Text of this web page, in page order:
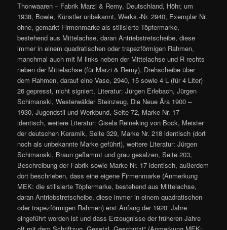
Thonwaaren – Fabrik Marzi & Remy, Deutschland, Höhr, um
1938, Bowle, Künstler unbekannt, Werks.-Nr. 2940, Exemplar Nr.
ohne, gemarkt Firmenmarke als stilisierte Töpfermarke,
bestehend aus Mittelachse, daran Antriebstretscheibe, diese
immer in einem quadratischen oder trapezförmigen Rahmen,
manchmal auch mit M links neben der Mittelachse und R rechts
neben der Mittelachse (für Marzi & Remy), Drehscheibe über
dem Rahmen, darauf eine Vase, 2940, 15 sowie 4 L (für 4 Liter)
26 gepresst, nicht signiert, Literatur: Jürgen Erlebach, Jürgen
Schimanski, Westerwälder Steinzeug, Die Neue Ära 1900 –
1930, Jugendstil und Werkbund, Seite 72, Marke Nr. 17
identisch, weitere Literatur: Gisela Reineking von Bock, Meister
der deutschen Keramik, Seite 329, Marke Nr. 218 identisch (dort
noch als unbekannte Marke geführt), weitere Literatur: Jürgen
Schimanski, Braun geflammt und grau gesalzen, Seite 203,
Beschreibung der Fabrik sowie Marke Nr. 17 identisch, außerdem
dort beschrieben, dass eine eigene Firmenmarke (Anmerkung
MEK: die stilisierte Töpfermarke, bestehend aus Mittelachse,
daran Antriebstretscheibe, diese immer in einem quadratischen
oder trapezförmigen Rahmen) erst Anfang der 1920‘ Jahre
eingeführt worden ist und dass Erzeugnisse der früheren Jahre